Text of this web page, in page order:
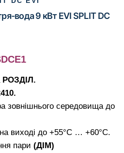
вода 9 кВт EVI SPLIT DC
РОЗДІЛ.
зовнішнього середовища до
виході до +55°C … +60°C.
пари (ДІМ)